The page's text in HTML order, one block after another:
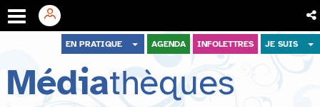
menu
contenu
recherche
EN PRATIQUE AGENDA INFOLETTRES JE SUIS
Médiathèques